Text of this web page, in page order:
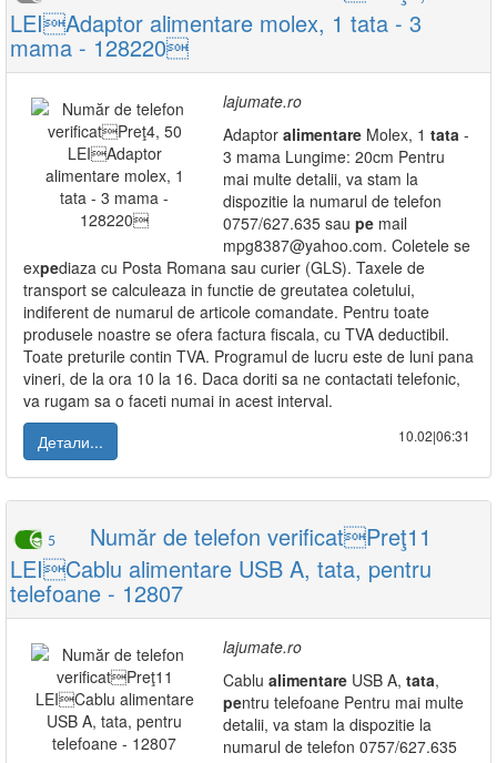
LEIAdaptor alimentare molex, 1 tata - 3
mama - 128220
lajumate.ro
Adaptor alimentare Molex, 1 tata -
3 mama Lungime: 20cm Pentru
mai multe detalii, va stam la
dispozitie la numarul de telefon
0757/627.635 sau pe mail
mpg8387@yahoo.com. Coletele se
expediaza cu Posta Romana sau curier (GLS). Taxele de
transport se calculeaza in functie de greutatea coletului,
indiferent de numarul de articole comandate. Pentru toate
produsele noastre se ofera factura fiscala, cu TVA deductibil.
Toate preturile contin TVA. Programul de lucru este de luni pana
vineri, de la ora 10 la 16. Daca doriti sa ne contactati telefonic,
va rugam sa o faceti numai in acest interval.
Детали...
10.02|06:31
5
Număr de telefon verificatPreţ11
LEICablu alimentare USB A, tata, pentru
telefoane - 12807
lajumate.ro
Cablu alimentare USB A, tata,
pentru telefoane Pentru mai multe
detalii, va stam la dispozitie la
numarul de telefon 0757/627.635